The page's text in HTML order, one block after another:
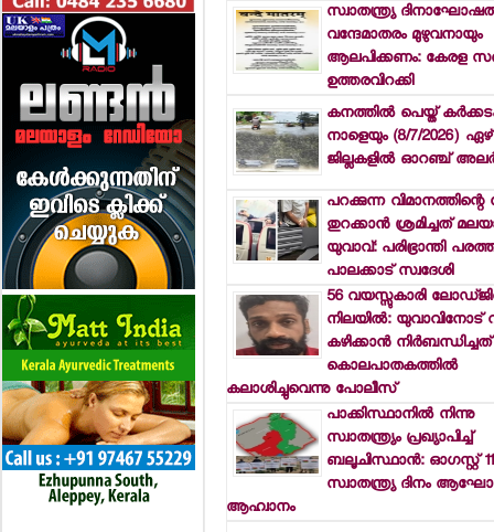
സ്വാതന്ത്ര്യ
വന്ദേമാതരം മുഴുവനായും
ആലപിക്കണം: കേരള
ഉത്തരവിറക്കി
കനത്തില്‍ പെയ്ത്
നാളെയും (8/7/2026) ഏഴ്
ജില്ലകളില്‍ ഓറഞ്ച്
പറക്കുന്ന
തുറക്കാന്‍ ശ്രമിച്ചത്
യുവാവ്: പരിഭ്രാന്തി
പാലക്കാട് സ്വദേശി
56 വയസ്സുകാരി
നിലയില്‍: യുവാവിനോട്
കഴിക്കാന്‍ നിര്‍ബന്ധിച്ചത്
കൊലപാതകത്തില്‍
കലാശിച്ചുവെന്നു പോലീസ്
പാക്കിസ്ഥാനില്‍ നിന്നു
സ്വാതന്ത്ര്യം പ്രഖ്യാപിച്ച്
ബലൂചിസ്ഥാന്‍: ഓഗസ്റ്റ് 11
സ്വാതന്ത്ര്യ ദിനം
ആഹ്വാനം